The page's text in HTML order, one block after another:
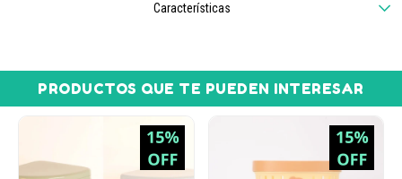
Características
PRODUCTOS QUE TE PUEDEN INTERESAR